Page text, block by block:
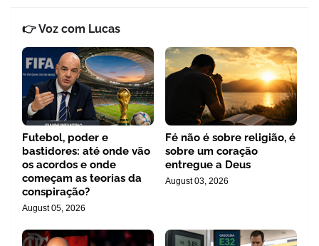
👉 Voz com Lucas
Futebol, poder e
bastidores: até onde vão
os acordos e onde
começam as teorias da
conspiração?
August 05, 2026
Fé não é sobre religião, é
sobre um coração
entregue a Deus
August 03, 2026